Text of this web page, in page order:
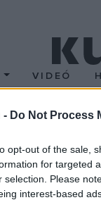
- Do Not Process
opt-out of the sale,
for targeted
selection. Please
interest-based
VIDEÓ
a